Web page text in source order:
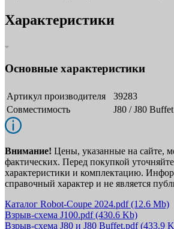
Характеристики
Основные характеристики
Артикул производителя
39283
Совместимость
J80 / J80
Внимание! Цены, указанные на сайте,
фактических. Перед покупкой
характеристики и комплектацию.
справочный характер и не является
Каталог Robot-Coupe 2024.pdf(12.6 Mb)
Взрыв-схема J100.pdf(430.6 Kb)
Взрыв-схема J80 и J80 Buffet.pdf(433.9